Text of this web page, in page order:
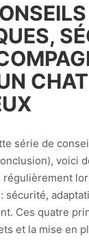
CHAT
série de
voici
régulièrement
sécurité,
Ces quatre
et la mise en